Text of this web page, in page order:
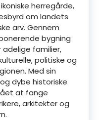
herregårde,
om landets
arv. Gennem
bygning
familier,
politiske og
Med sin
dybe historiske
at fange
arkitekter og